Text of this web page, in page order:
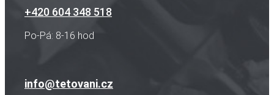
+420 604 348 518
Po-Pá: 8-16 hod
info@tetovani.cz